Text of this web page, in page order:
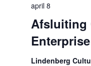
Afsluiting
april 8
Lindenberg